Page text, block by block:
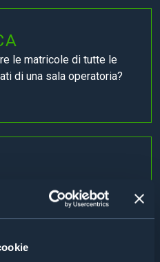
le matricole di tutte le
di una sala operatoria?
miniaturizzati non
di prodotto?